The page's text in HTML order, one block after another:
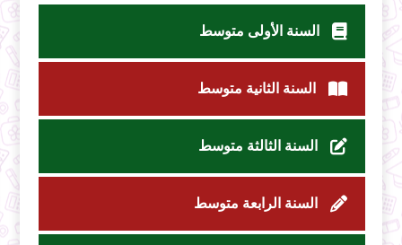
السنة الأولى متوسط
السنة الثانية متوسط
السنة الثالثة متوسط
السنة الرابعة متوسط